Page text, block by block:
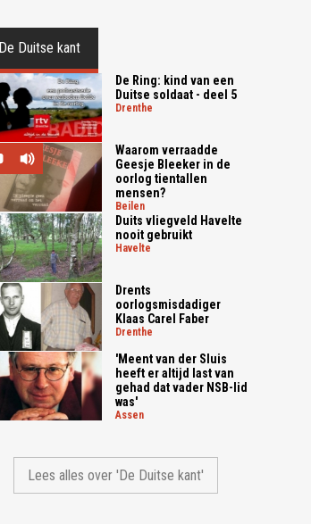
De Duitse kant
De Ring: kind van een
Duitse soldaat - deel 5
drenthe
Waarom verraadde
Geesje Bleeker in de
oorlog tientallen
mensen?
beilen
Duits vliegveld Havelte
nooit gebruikt
havelte
Drents
oorlogsmisdadiger
Klaas Carel Faber
drenthe
'Meent van der Sluis
heeft er altijd last van
gehad dat vader NSB-lid
was'
assen
Lees alles over 'De Duitse kant'